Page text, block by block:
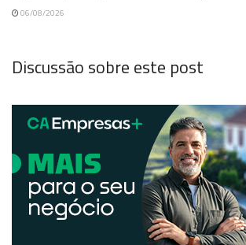
06/08/2026
Discussão sobre este post